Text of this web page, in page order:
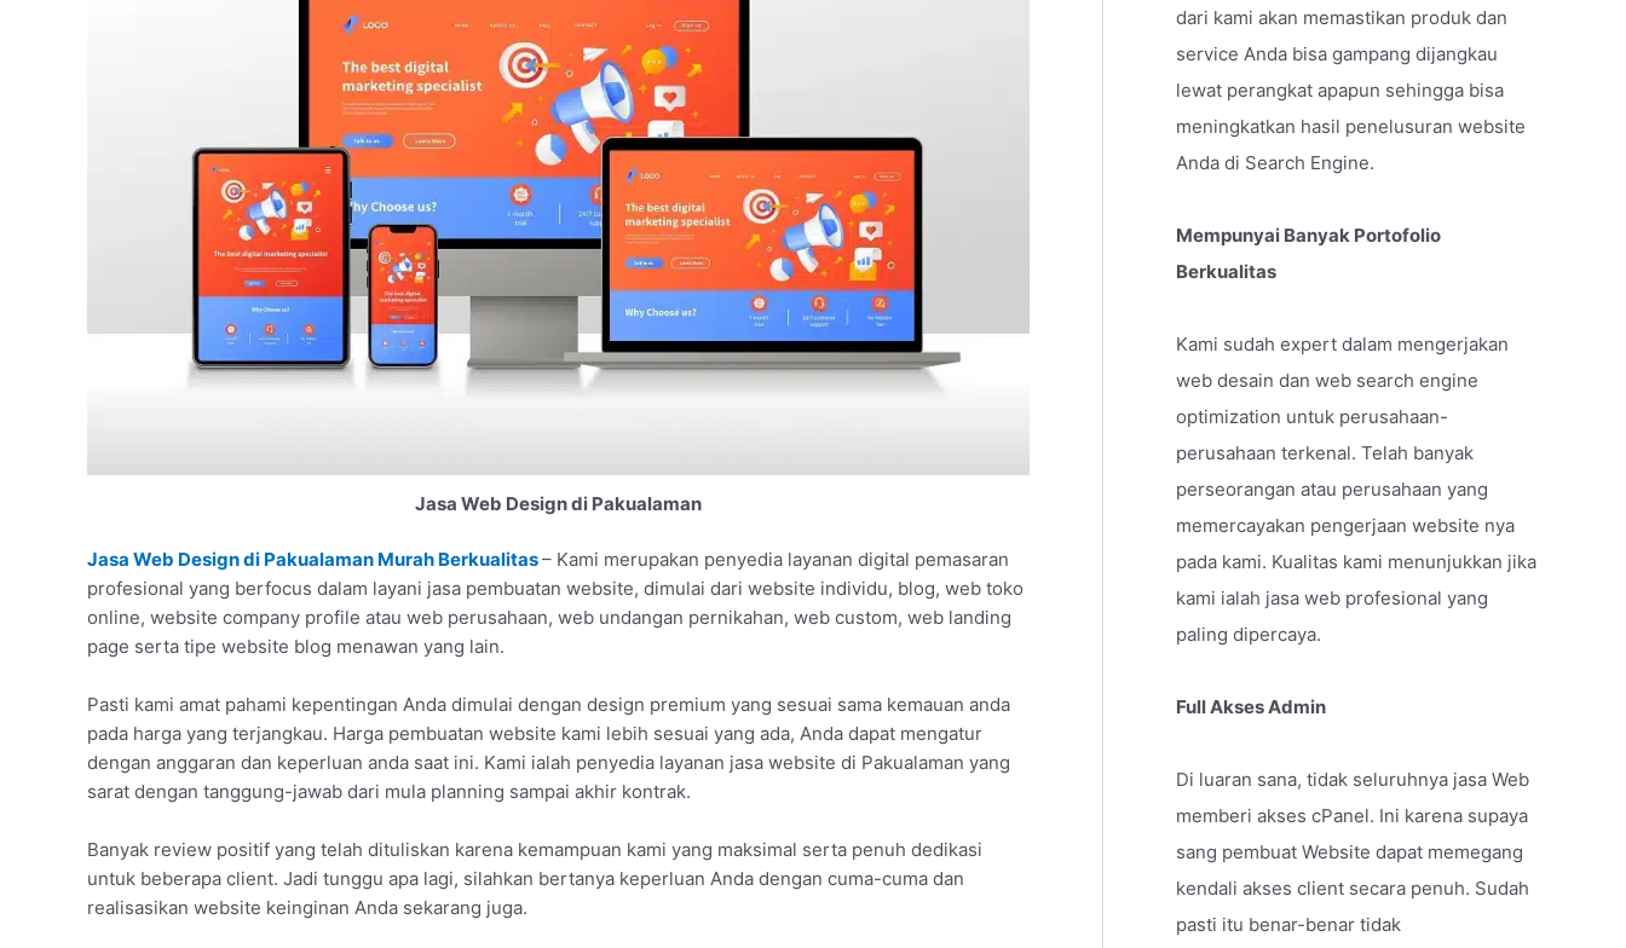
Jasa Web Design di Pakualaman
Jasa Web Design di Pakualaman Murah Berkualitas– Kami merupakan penyedia layanan digital pemasaran
profesional yang berfocus dalam layani jasa pembuatan website, dimulai dari website individu, blog, web toko
online, website company profile atau web perusahaan, web undangan pernikahan, web custom, web landing
page serta tipe website blog menawan yang lain.
Pasti kami amat pahami kepentingan Anda dimulai dengan design premium yang sesuai sama kemauan anda
pada harga yang terjangkau. Harga pembuatan website kami lebih sesuai yang ada, Anda dapat mengatur
dengan anggaran dan keperluan anda saat ini. Kami ialah penyedia layanan jasa website di Pakualaman yang
sarat dengan tanggung-jawab dari mula planning sampai akhir kontrak.
Banyak review positif yang telah dituliskan karena kemampuan kami yang maksimal serta penuh dedikasi
untuk beberapa client. Jadi tunggu apa lagi, silahkan bertanya keperluan Anda dengan cuma-cuma dan
realisasikan website keinginan Anda sekarang juga.
dari kami akan memastikan produk dan
service Anda bisa gampang dijangkau
lewat perangkat apapun sehingga bisa
meningkatkan hasil penelusuran website
Anda di Search Engine.
Mempunyai Banyak Portofolio
Berkualitas
Kami sudah expert dalam mengerjakan
web desain dan web search engine
optimization untuk perusahaan-
perusahaan terkenal. Telah banyak
perseorangan atau perusahaan yang
memercayakan pengerjaan website nya
pada kami. Kualitas kami menunjukkan jika
kami ialah jasa web profesional yang
paling dipercaya.
Full Akses Admin
Di luaran sana, tidak seluruhnya jasa Web
memberi akses cPanel. Ini karena supaya
sang pembuat Website dapat memegang
kendali akses client secara penuh. Sudah
pasti itu benar-benar tidak